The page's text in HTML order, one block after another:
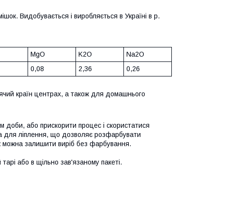
Видобувається і виробляється в Україні в р.
MgO K2O
Na2O
0,08 2,36 0,26
країн центрах, а також для домашнього
доби, або прискорити процес і скористатися
для ліплення, що дозволяє розфарбувати
залишити виріб без фарбування.
або в щільно зав'язаному пакеті.